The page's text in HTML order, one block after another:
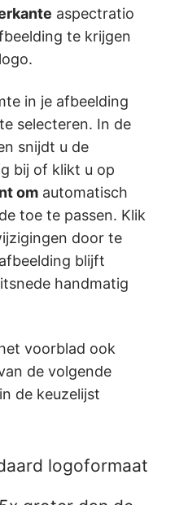
aspectratio
te krijgen
in je afbeelding
te selecteren. In de
snijdt u de
bij of klikt u op
om automatisch
toe te passen. Klik
door te
blijft
handmatig
voorblad ook
de volgende
de keuzelijst
logoformaat